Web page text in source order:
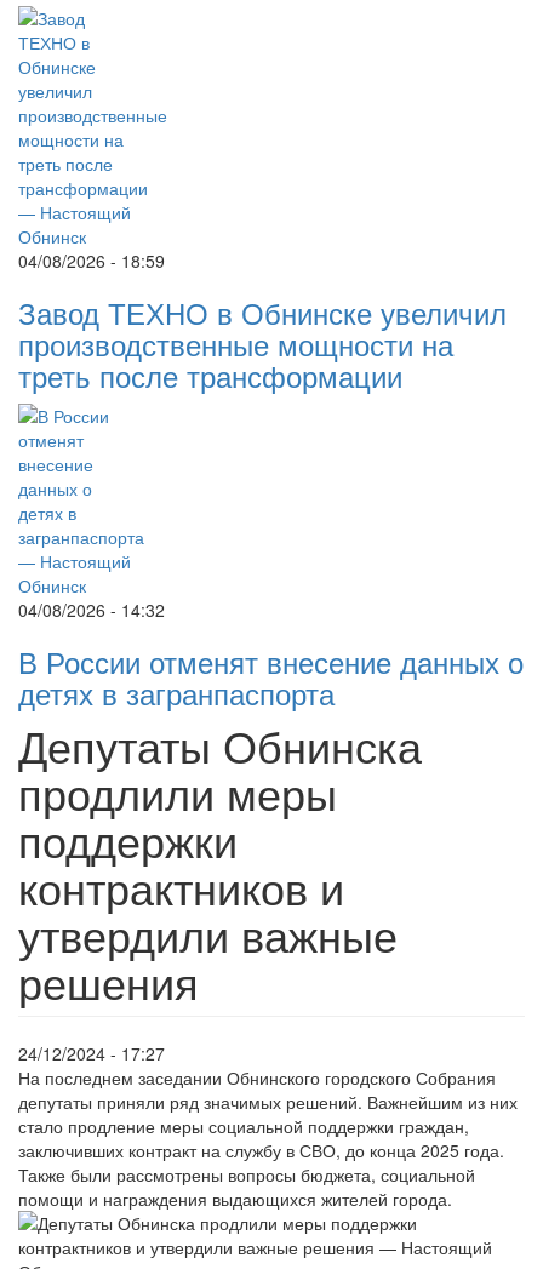
04/08/2026 - 18:59
Завод ТЕХНО в Обнинске увеличил
производственные мощности на
треть после трансформации
04/08/2026 - 14:32
В России отменят внесение данных о
детях в загранпаспорта
Депутаты Обнинска
продлили меры
поддержки
контрактников и
утвердили важные
решения
24/12/2024 - 17:27
На последнем заседании Обнинского городского Собрания
депутаты приняли ряд значимых решений. Важнейшим из них
стало продление меры социальной поддержки граждан,
заключивших контракт на службу в СВО, до конца 2025 года.
Также были рассмотрены вопросы бюджета, социальной
помощи и награждения выдающихся жителей города.